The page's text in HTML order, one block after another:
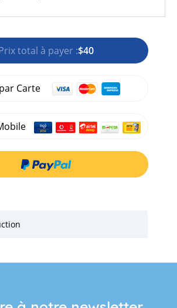
total à payer :$40
Carte